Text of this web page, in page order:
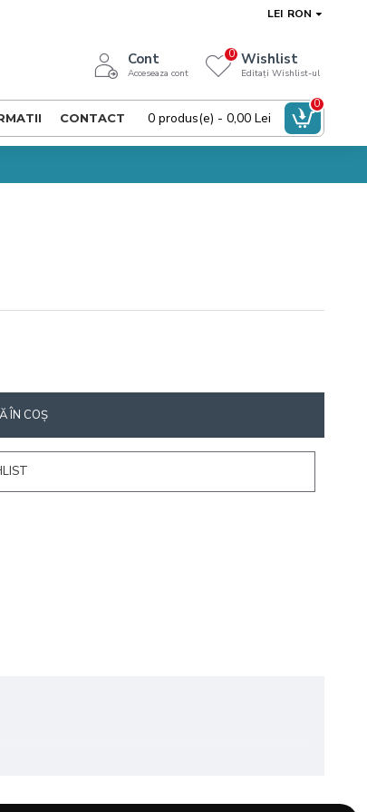
LEI RON
Cont
Acceseaza cont
Wishlist
Editați Wishlist-ul
0
CONTACT 0 produs(e) - 0,00 Lei
0
ÎN COŞ